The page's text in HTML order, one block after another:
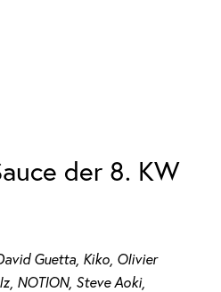
der 8. KW
Guetta, Kiko, Olivier
NOTION, Steve Aoki,